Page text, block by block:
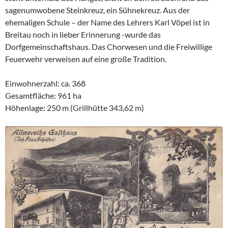
sagenumwobene Steinkreuz, ein Sühnekreuz. Aus der
ehemaligen Schule – der Name des Lehrers Karl Vöpel ist in
Breitau noch in lieber Erinnerung -wurde das
Dorfgemeinschaftshaus. Das Chorwesen und die Freiwillige
Feuerwehr verweisen auf eine große Tradition.
Einwohnerzahl: ca. 368
Gesamtfläche: 961 ha
Höhenlage: 250 m (Grillhütte 343,62 m)